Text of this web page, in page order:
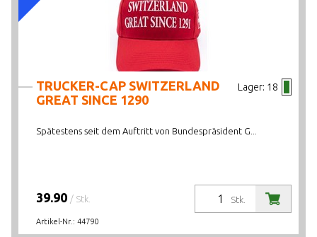
Lager: 18
TRUCKER-CAP SWITZERLAND
GREAT SINCE 1290
Spätestens seit dem Auftritt von Bundespräsident G...
Stk.
39.90 / Stk.
Artikel-Nr.: 44790